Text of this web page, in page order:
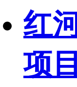
红
项